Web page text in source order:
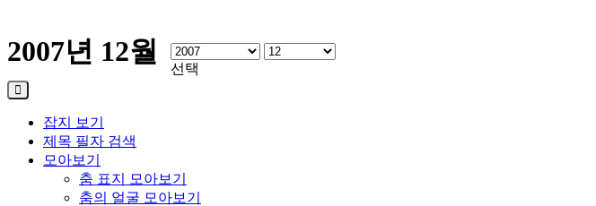
2007년 12월
선택
잡지 보기
제목 필자 검색
모아보기
춤 표지 모아보기
춤의 얼굴 모아보기